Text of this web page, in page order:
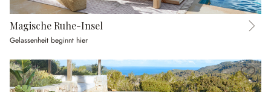
Magische Ruhe-Insel
Gelassenheit beginnt hier